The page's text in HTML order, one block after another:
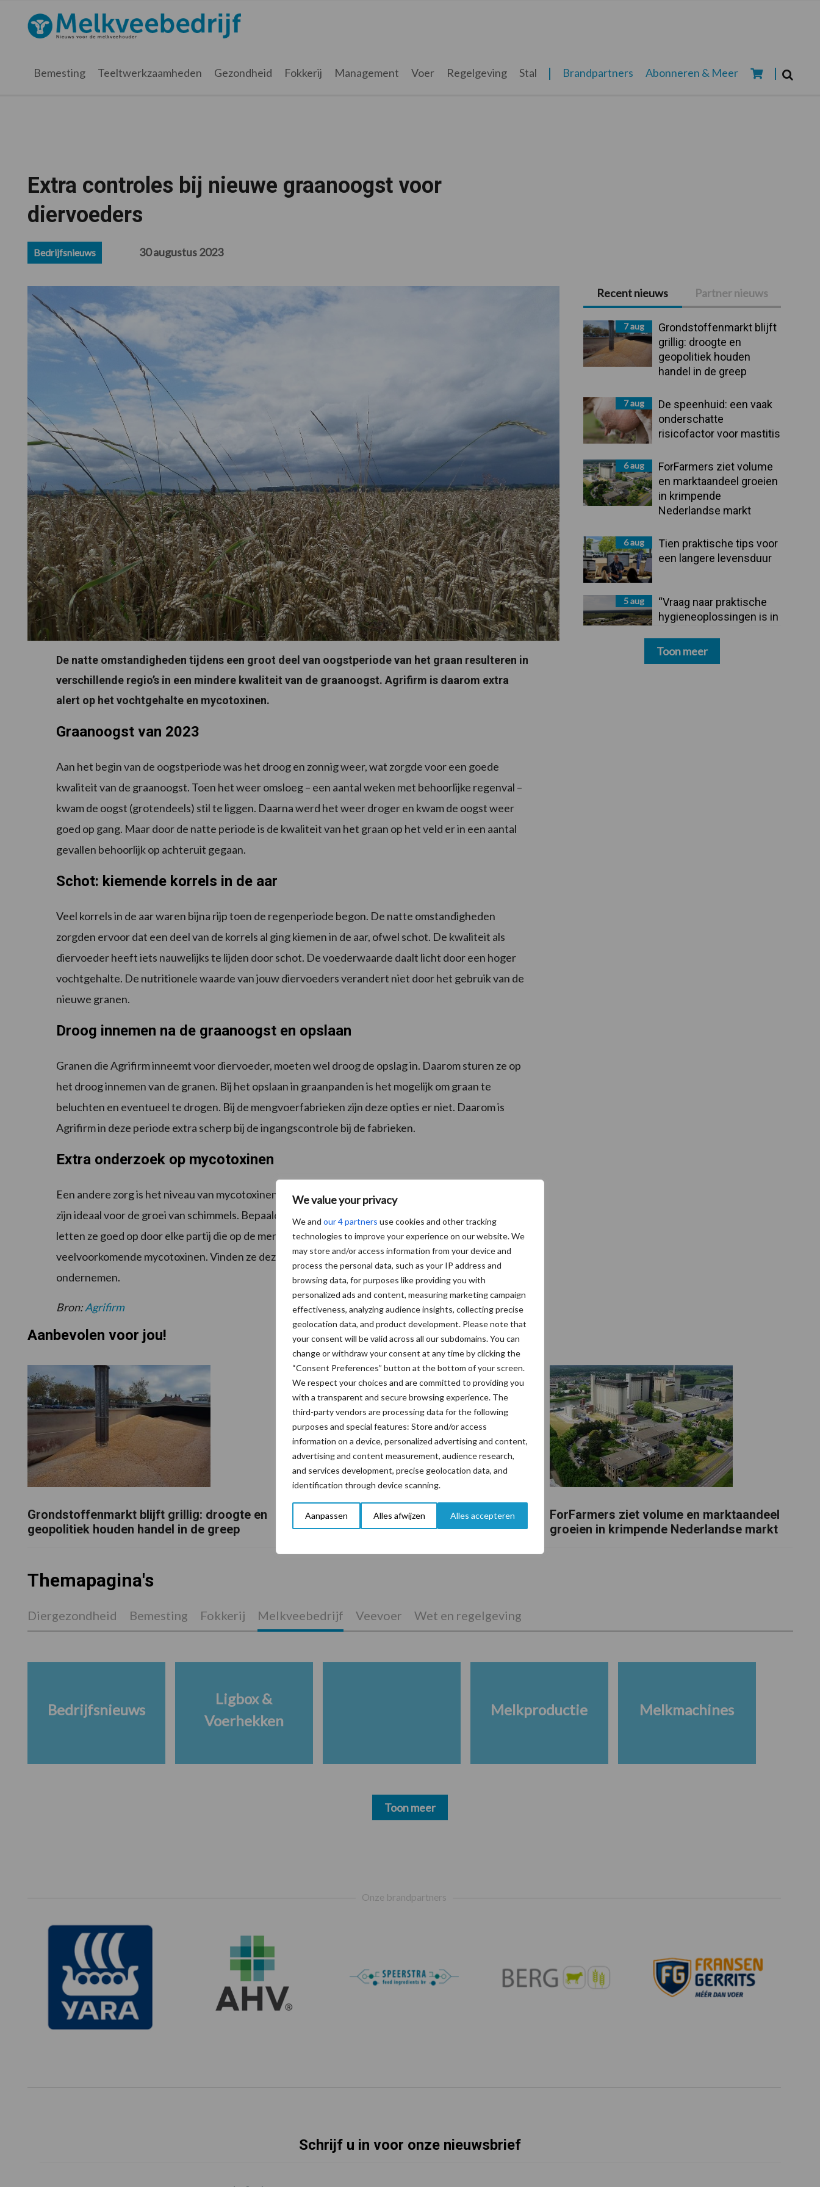
We value your privacy
We and our 4 partners use cookies and other tracking
technologies to improve your experience on our website. We
may store and/or access information from your device and
process the personal data, such as your IP address and
browsing data, for purposes like providing you with
personalized ads and content, measuring marketing campaign
effectiveness, analyzing audience insights, collecting precise
geolocation data, and product development. Please note that
your consent will be valid across all our subdomains. You can
change or withdraw your consent at any time by clicking the
“Consent Preferences” button at the bottom of your screen.
We respect your choices and are committed to providing you
with a transparent and secure browsing experience. The
third-party vendors are processing data for the following
purposes and special features: Store and/or access
information on a device, personalized advertising and content,
advertising and content measurement, audience research,
and services development, precise geolocation data, and
identification through device scanning.
Aanpassen Alles afwijzen Alles accepteren
hoofdnavigatie
hoofd
eerste
voettekst
Melkveebedrijf.nl
Bemesting Teeltwerkzaamheden Gezondheid Fokkerij Management Voer Regelgeving Stal Brandpartners Abonneren & Meer
Extra controles bij nieuwe graanoogst voor
diervoeders
Bedrijfsnieuws 30 augustus 2023
De natte omstandigheden tijdens een groot deel van oogstperiode van het graan resulteren in
verschillende regio’s in een mindere kwaliteit van de graanoogst. Agrifirm is daarom extra
alert op het vochtgehalte en mycotoxinen.
Graanoogst van 2023
Aan het begin van de oogstperiode was het droog en zonnig weer, wat zorgde voor een goede
kwaliteit van de graanoogst. Toen het weer omsloeg – een aantal weken met behoorlijke regenval –
kwam de oogst (grotendeels) stil te liggen. Daarna werd het weer droger en kwam de oogst weer
goed op gang. Maar door de natte periode is de kwaliteit van het graan op het veld er in een aantal
gevallen behoorlijk op achteruit gegaan.
Schot: kiemende korrels in de aar
Veel korrels in de aar waren bijna rijp toen de regenperiode begon. De natte omstandigheden
zorgden ervoor dat een deel van de korrels al ging kiemen in de aar, ofwel schot. De kwaliteit als
diervoeder heeft iets nauwelijks te lijden door schot. De voederwaarde daalt licht door een hoger
vochtgehalte. De nutritionele waarde van jouw diervoeders verandert niet door het gebruik van de
nieuwe granen.
Droog innemen na de graanoogst en opslaan
Granen die Agrifirm inneemt voor diervoeder, moeten wel droog de opslag in. Daarom sturen ze op
het droog innemen van de granen. Bij het opslaan in graanpanden is het mogelijk om graan te
beluchten en eventueel te drogen. Bij de mengvoerfabrieken zijn deze opties er niet. Daarom is
Agrifirm in deze periode extra scherp bij de ingangscontrole bij de fabrieken.
Extra onderzoek op mycotoxinen
Een andere zorg is het niveau van mycotoxinen in het graan. De natte en warme omstandigheden
zijn ideaal voor de groei van schimmels. Bepaalde schimmels vormen gifstoffen: mycotoxinen. Hier
letten ze goed op door elke partij die op de mengvoederfabrieken aanvoeren, te analyseren op
veelvoorkomende mycotoxinen. Vinden ze deze stoffen, dan kan Agrifirm direct passende actie
ondernemen.
Bron:Agrifirm
Primaire
Sidebar
Recent nieuws Partner nieuws
7 aug
Grondstoffenmarkt blijft
grillig: droogte en
geopolitiek houden
handel in de greep
7 aug
De speenhuid: een vaak
onderschatte
risicofactor voor mastitis
6 aug
ForFarmers ziet volume
en marktaandeel groeien
in krimpende
Nederlandse markt
6 aug
Tien praktische tips voor
een langere levensduur
5 aug
“Vraag naar praktische
hygieneoplossingen is in
Toon meer
Aanbevolen voor jou!
Grondstoffenmarkt blijft grillig: droogte en
geopolitiek houden handel in de greep
De speenhuid: een vaak onderschatte
risicofactor voor mastitis
ForFarmers ziet volume en marktaandeel
groeien in krimpende Nederlandse markt
Themapagina's
Diergezondheid Bemesting Fokkerij Melkveebedrijf Veevoer Wet en regelgeving
Bedrijfsnieuws
Ligbox &
Voerhekken
Melkproductie Melkmachines
Toon meer
Onze brandpartners
Schrijf u in voor onze nieuwsbrief